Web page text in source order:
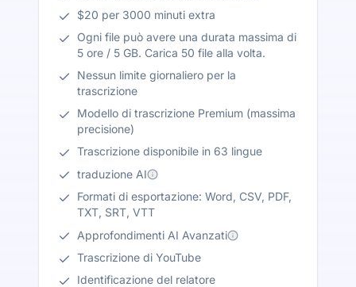
$20 per 3000 minuti extra
Ogni file può avere una durata massima di
5 ore / 5 GB. Carica 50 file alla volta.
Nessun limite giornaliero per la
trascrizione
Modello di trascrizione Premium (massima
precisione)
Trascrizione disponibile in 63 lingue
traduzione AI
Formati di esportazione: Word, CSV, PDF,
TXT, SRT, VTT
Approfondimenti AI Avanzati
Trascrizione di YouTube
Identificazione del relatore